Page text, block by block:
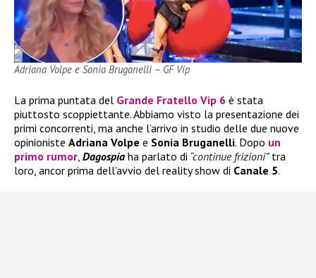
Adriana Volpe e Sonia Bruganelli – GF Vip
La prima puntata del Grande Fratello Vip 6 è stata
piuttosto scoppiettante. Abbiamo visto la presentazione dei
primi concorrenti, ma anche l’arrivo in studio delle due nuove
opinioniste Adriana Volpe e Sonia Bruganelli. Dopo un
primo rumor Dagospia ha parlato di “continue frizioni”tra
loro, ancor prima dell’avvio del reality show di Canale 5.